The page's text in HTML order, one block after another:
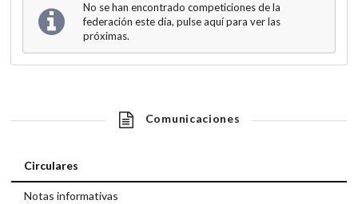
No se han encontrado competiciones de la
federación este día, pulse aquí para ver las
próximas.
Comunicaciones
Circulares
Notas informativas